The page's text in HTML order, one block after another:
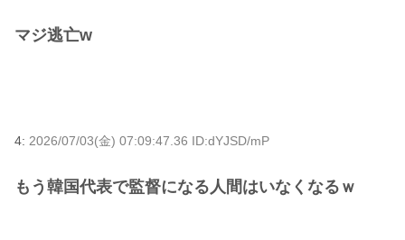
マジ逃亡w
4: 2026/07/03(金) 07:09:47.36 ID:dYJSD/mP
もう韓国代表で監督になる人間はいなくなるｗ